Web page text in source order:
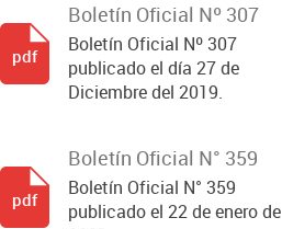
Boletín Oficial Nº 307
Boletín Oficial Nº 307
publicado el día 27 de
Diciembre del 2019.
pdf
Boletín Oficial N° 359
Boletín Oficial N° 359
publicado el 22 de enero de
pdf